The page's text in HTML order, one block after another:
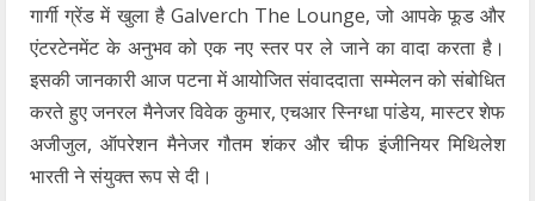
गार्गी ग्रेंड में खुला है Galverch The Lounge, जो आपके फूड और
एंटरटेनमेंट के अनुभव को एक नए स्तर पर ले जाने का वादा करता है।
इसकी जानकारी आज पटना में आयोजित संवाददाता सम्मेलन को संबोधित
करते हुए जनरल मैनेजर विवेक कुमार, एचआर स्निग्धा पांडेय, मास्टर शेफ
अजीजुल, ऑपरेशन मैनेजर गौतम शंकर और चीफ इंजीनियर मिथिलेश
भारती ने संयुक्त रूप से दी।